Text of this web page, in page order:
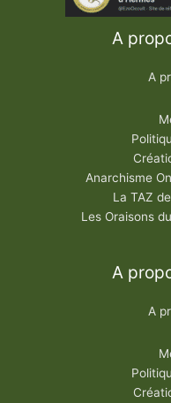
A
A
Anarchisme
La TAZ
Les Oraisons
A
A